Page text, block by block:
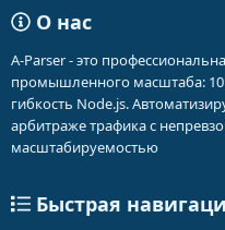
О нас
A-Parser - это
промышленного масштаба: 10
гибкость Node.js.
арбитраже трафика с
масштабируемостью
Быстрая